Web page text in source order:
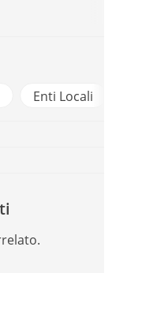
Enti Locali